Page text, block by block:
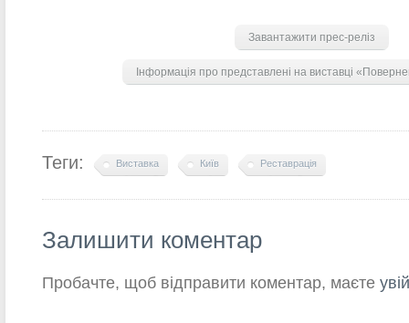
Завантажити прес-реліз
Інформація про представлені на виставці
Теги: Виставка Київ Реставрація
Залишити коментар
Пробачте, щоб відправити коментар, маєте